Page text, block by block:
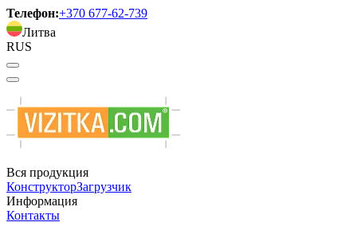
Телефон:+370 677-62-739
Литва
RUS
Вся продукция
КонструкторЗагрузчик
Информация
Контакты